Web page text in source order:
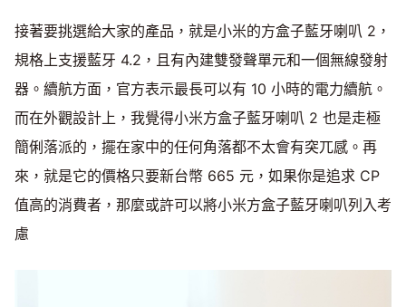
接著要挑選給大家的產品，就是小米的方盒子藍牙喇叭 2，
規格上支援藍牙 4.2，且有內建雙發聲單元和一個無線發射
器。續航方面，官方表示最長可以有 10 小時的電力續航。
而在外觀設計上，我覺得小米方盒子藍牙喇叭 2 也是走極
簡俐落派的，擺在家中的任何角落都不太會有突兀感。再
來，就是它的價格只要新台幣 665 元，如果你是追求 CP
值高的消費者，那麼或許可以將小米方盒子藍牙喇叭列入考
慮